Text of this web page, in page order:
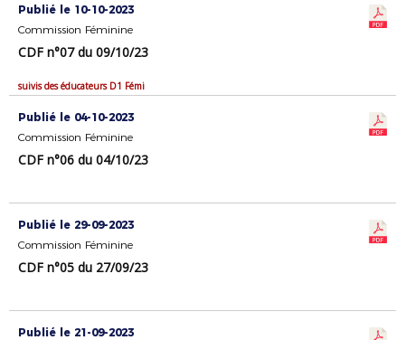
Publié le 10-10-2023
Commission Féminine
CDF n°07 du 09/10/23
suivis des éducateurs D1 Fémi
Publié le 04-10-2023
Commission Féminine
CDF n°06 du 04/10/23
Publié le 29-09-2023
Commission Féminine
CDF n°05 du 27/09/23
Publié le 21-09-2023